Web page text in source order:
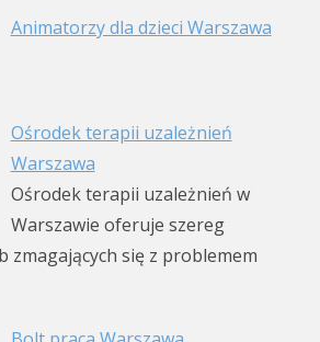
Animatorzy dla dzieci Warszawa
Ośrodek terapii uzależnień
Warszawa
Ośrodek terapii uzależnień w
Warszawie oferuje szereg
zmagających się z problemem